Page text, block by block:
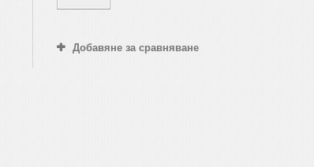
Добавяне за сравняване